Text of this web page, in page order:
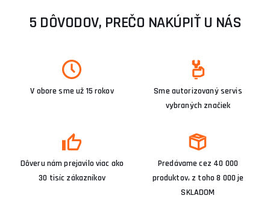
5 DÔVODOV, PREČO NAKÚPIŤ U NÁS
V obore sme už 15 rokov
Sme autorizovaný servis
vybraných značiek
Dôveru nám prejavilo viac ako
30 tisíc zákazníkov
Predávame cez 40 000
produktov, z toho 8 000 je
SKLADOM